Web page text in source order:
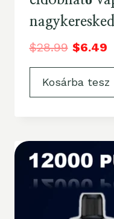
$28.99 $6.49
Kosárba tesz